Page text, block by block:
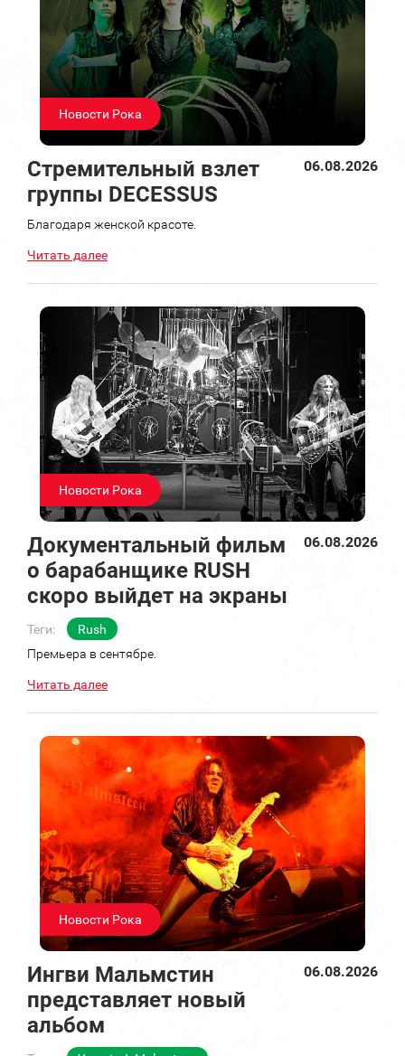
Новости Рока
Стремительный взлет
группы DECESSUS
06.08.2026
Благодаря женской красоте.
Читать далее
Новости Рока
Документальный фильм
о барабанщике RUSH
скоро выйдет на экраны
06.08.2026
Теги:
Rush
Премьера в сентябре.
Читать далее
Новости Рока
Ингви Мальмстин
представляет новый
альбом
06.08.2026